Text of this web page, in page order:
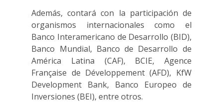
Además, contará con la participación de
organismos internacionales como el
Banco Interamericano de Desarrollo (BID),
Banco Mundial, Banco de Desarrollo de
América Latina (CAF), BCIE, Agence
Française de Développement (AFD), KfW
Development Bank, Banco Europeo de
Inversiones (BEI), entre otros.